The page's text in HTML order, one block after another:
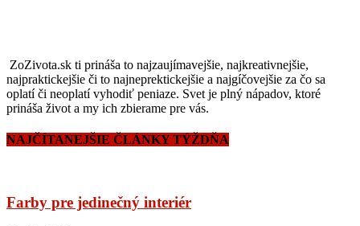
ZoZivota.sk ti prináša to najzaujímavejšie, najkreativnejšie,
najpraktickejšie či to najneprektickejšie a najgíčovejšie za čo sa
oplatí či neoplatí vyhodiť peniaze. Svet je plný nápadov, ktoré
prináša život a my ich zbierame pre vás.
NAJČÍTANEJŠIE ČLÁNKY TÝŽDŇA
Farby pre jedinečný interiér